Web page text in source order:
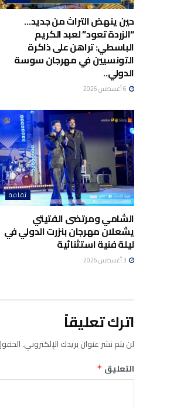
حين ينهض التراث من جديد…
“الزردة تعود” لعبد الكريم
الباسطي: تراهن على ذاكرة
التونسيين في مهرجان سوسة
الدولي..
ثقافة
الشامي ومرتضى الفتيتي
يشعلان مهرجان بنزرت الدولي في
ليلة فنية استثنائية
اترك تعليقاً
لن يتم نشر عنوان بريدك الإلكتروني.
التعليق *